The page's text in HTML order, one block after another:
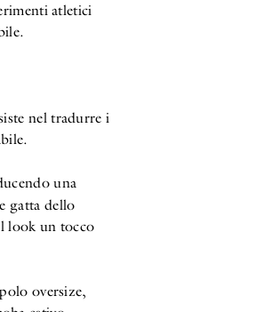
atletici
nel tradurre i
una
gatta dello
look un tocco
oversize,